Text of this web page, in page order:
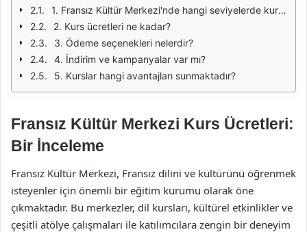
1. Fransız Kültür Merkezi'nde hangi seviyelerde kurslar bulunmaktadır?
2. Kurs ücretleri ne kadar?
3. Ödeme seçenekleri nelerdir?
4. İndirim ve kampanyalar var mı?
5. Kurslar hangi avantajları sunmaktadır?
Fransız Kültür Merkezi Kurs Ücretleri:
Bir İnceleme
Fransız Kültür Merkezi, Fransız dilini ve kültürünü öğrenmek
isteyenler için önemli bir eğitim kurumu olarak öne
çıkmaktadır. Bu merkezler, dil kursları, kültürel etkinlikler ve
çeşitli atölye çalışmaları ile katılımcılara zengin bir deneyim